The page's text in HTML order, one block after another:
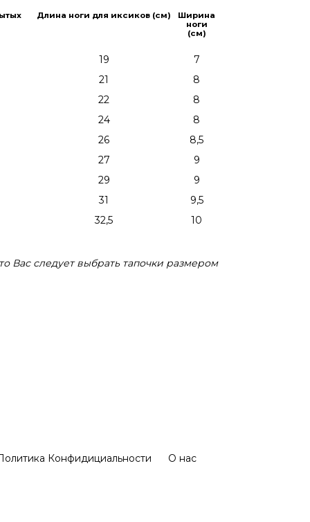
Длина ноги для иксиков (см)
Ширина
ноги
(см)
19
7
21
8
22
8
24
8
26
8,5
27
9
29
9
31
9,5
32,5 10
Вас следует выбрать тапочки размером
Конфидициальности
О нас